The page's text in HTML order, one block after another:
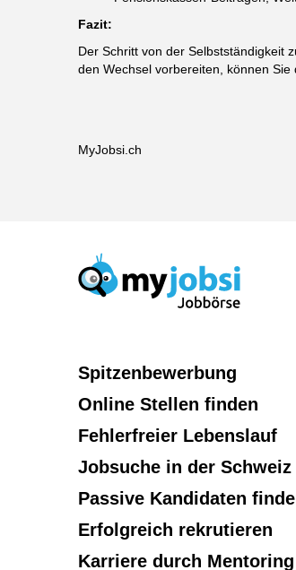
Fazit:
Der Schritt von der Selbstständigkeit
den Wechsel vorbereiten, können
MyJobsi.ch
Spitzenbewerbung
Online Stellen finden
Fehlerfreier Lebenslauf
Jobsuche in der Schweiz
Passive Kandidaten
Erfolgreich rekrutieren
Karriere durch Mentoring